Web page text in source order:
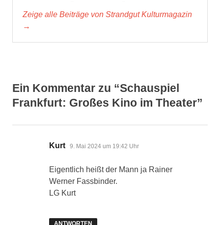
Zeige alle Beiträge von Strandgut Kulturmagazin
→
Ein Kommentar zu “Schauspiel
Frankfurt: Großes Kino im Theater”
Kurt sagt:
9. Mai 2024 um 19:42 Uhr
Eigentlich heißt der Mann ja Rainer
Werner Fassbinder.
LG Kurt
ANTWORTEN